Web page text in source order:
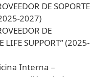
DE SOPORTE
2027)
DE
LIFE SUPPORT” (2025-
Interna –